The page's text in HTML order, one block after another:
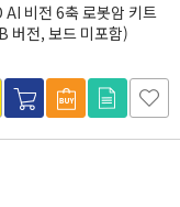
비전 6축 로봇암 키트
버전, 보드 미포함)